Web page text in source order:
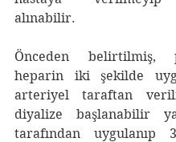
alınabilir.
Önceden belirtilmiş,
heparin iki şekilde
arteriyel taraftan
diyalize başlanabilir
tarafından uygulanıp